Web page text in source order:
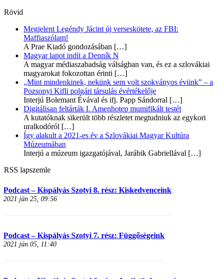
Rövid
Megjelent Legéndy Jácint új verseskötete, az FBI:
Maffiaszólam!
A Prae Kiadó gondozásában […]
Magyar lapot indít a Denník N
A magyar médiaszabadság válságban van, és ez a szlovákiai
magyarokat fokozottan érinti […]
„Mint mindenkinek, nekünk sem volt szokványos évünk” – a
Pozsonyi Kifli polgári társulás évértékelője
Interjú Bolemant Évával és ifj. Papp Sándorral […]
Digitálisan feltárták I. Amenhotep mumifikált testét
A kutatóknak sikerült több részletet megtudniuk az egykori
uralkodóról […]
Így alakult a 2021-es év a Szlovákiai Magyar Kultúra
Múzeumában
Interjú a múzeum igazgatójával, Jarábik Gabriellával […]
RSS lapszemle
Podcast – Kispályás Szotyi 8. rész: Kiskedvenceink
2021 jún 25, 09:56
Podcast – Kispályás Szotyi 7. rész: Függőségeink
2021 jún 05, 11:40